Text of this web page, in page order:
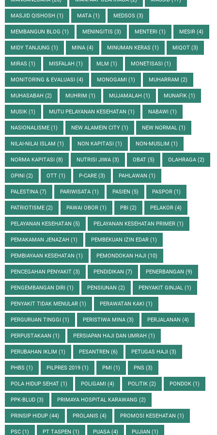
MASJID QISHOSH (1) MATA (1) MEDSOS (3)
MEMBANGUN BLOG (1) MENINGITIS (3) MENTERI (1) MESIR (4)
MIDY TANJUNG (1) MINA (4) MINUMAN KERAS (1) MIQOT (3)
MIRAS (1) MISFALAH (1) MLM (1) MONETISASI (1)
MONITORING & EVALUASI (4) MONOGAMI (1) MUHARRAM (2)
MUHASABAH (2) MUHRIM (1) MUJAMALAH (1) MUNAFIK (1)
MUSIK (1) MUTU PELAYANAN KESEHATAN (1) NABAWI (1)
NASIONALISME (1) NEW ALAMEIN CITY (1) NEW NORMAL (1)
NILAI-NILAI ISLAM (1) NON KAPITASI (1) NON-MUSLIM (1)
NORMA KAPITASI (8) NUTRISI JIWA (3) OBAT (5) OLAHRAGA (2)
OPINI (2) OTT (1) P-CARE (3) PAHLAWAN (1)
PALESTINA (7) PARIWISATA (1) PASIEN (5) PASPOR (1)
PATRIOTISME (2) PAWAI OBOR (1) PBI (2) PELAKOR (4)
PELAYANAN KESEHATAN (5) PELAYANAN KESEHATAN PRIMER (1)
PEMAKAMAN JENAZAH (1) PEMBEKUAN IZIN EDAR (1)
PEMBIAYAAN KESEHATAN (1) PEMONDOKAN HAJI (10)
PENCEGAHAN PENYAKIT (3) PENDIDIKAN (7) PENERBANGAN (9)
PENGEMBANGAN DIRI (1) PENSIUNAN (2) PENYAKIT GINJAL (1)
PENYAKIT TIDAK MENULAR (1) PERAWATAN KAKI (1)
PERGURUAN TINGGI (1) PERISTIWA MINA (3) PERJALANAN (4)
PERPUSTAKAAN (1) PERSIAPAN HAJI DAN UMRAH (1)
PERUBAHAN IKLIM (1) PESANTREN (6) PETUGAS HAJI (3)
PHBS (1) PILPRES 2019 (1) PMI (1) PNS (3)
POLA HIDUP SEHAT (1) POLIGAMI (4) POLITIK (2) PONDOK (1)
PPK-BLUD (3) PRIMAYA HOSPITAL KARAWANG (2)
PRINSIP HIDUP (44) PROLANIS (4) PROMOSI KESEHATAN (1)
PSC (1) PT TASPEN (1) PUASA (4) PUJIAN (1)